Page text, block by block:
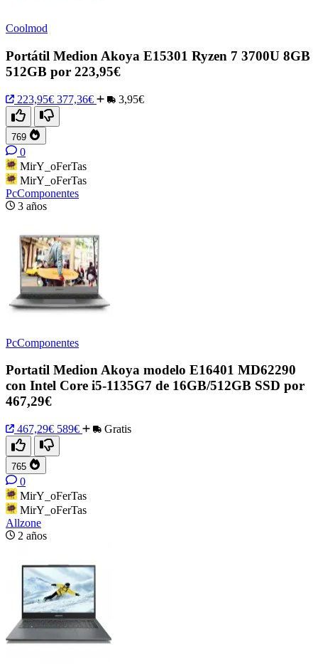
Coolmod
Portátil Medion Akoya E15301 Ryzen 7 3700U 8GB
512GB por 223,95€
223,95€ 377,36€ 3,95€
769
0
MirY_oFerTas
MirY_oFerTas
PcComponentes
3 años
PcComponentes
Portatil Medion Akoya modelo E16401 MD62290
con Intel Core i5-1135G7 de 16GB/512GB SSD por
467,29€
467,29€ 589€ Gratis
765
0
MirY_oFerTas
MirY_oFerTas
Allzone
2 años